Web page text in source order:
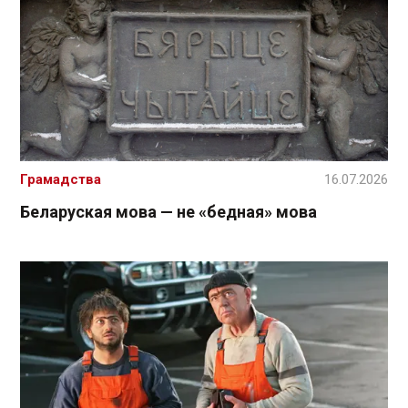
Беларуская мова — не «бедная» мова
Грамадства 16.07.2026